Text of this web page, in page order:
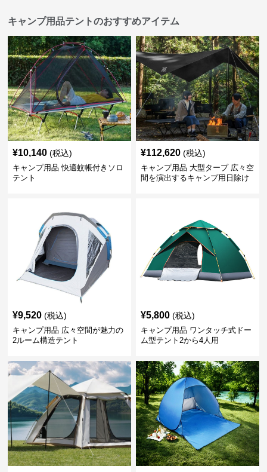
キャンプ用品テントのおすすめアイテム
¥10,140 (税込)
キャンプ用品 快適蚊帳付きソロ
テント
¥112,620 (税込)
キャンプ用品 大型タープ 広々空
間を演出するキャンプ用日除け
¥9,520 (税込)
キャンプ用品 広々空間が魅力の
2ルーム構造テント
¥5,800 (税込)
キャンプ用品 ワンタッチ式ドー
ム型テント2から4人用